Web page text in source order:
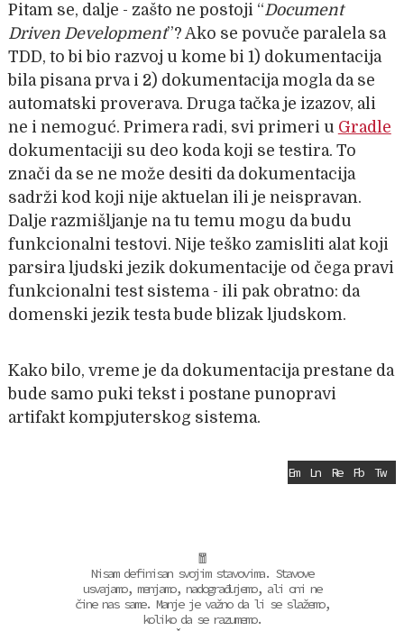
Pitam se, dalje - zašto ne postoji “Document
Driven Development”? Ako se povuče paralela sa
TDD, to bi bio razvoj u kome bi 1) dokumentacija
bila pisana prva i 2) dokumentacija mogla da se
automatski proverava. Druga tačka je izazov, ali
ne i nemoguć. Primera radi, svi primeri u Gradle
dokumentaciji su deo koda koji se testira. To
znači da se ne može desiti da dokumentacija
sadrži kod koji nije aktuelan ili je neispravan.
Dalje razmišljanje na tu temu mogu da budu
funkcionalni testovi. Nije teško zamisliti alat koji
parsira ljudski jezik dokumentacije od čega pravi
funkcionalni test sistema - ili pak obratno: da
domenski jezik testa bude blizak ljudskom.
Kako bilo, vreme je da dokumentacija prestane da
bude samo puki tekst i postane punopravi
artifakt kompjuterskog sistema.
Tw
Fb
Re
Ln
Em
🧧
Nisam definisan svojim stavovima. Stavove
usvajamo, menjamo, nadograđujemo, ali oni ne
čine nas same. Manje je važno da li se slažemo,
koliko da se razumemo.